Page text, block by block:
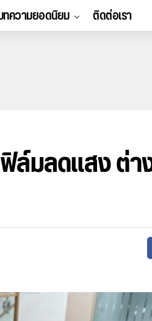
ความยอดนิยม ติดต่อเรา
ล์มลดแสง ต่